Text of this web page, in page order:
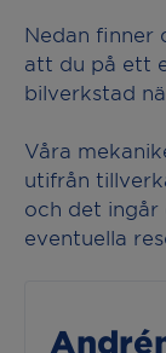
Nedan finner
att du på ett
bilverkstad
Våra
utifrån
och det
eventuella